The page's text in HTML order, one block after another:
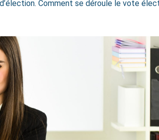
Comment se déroule le vote